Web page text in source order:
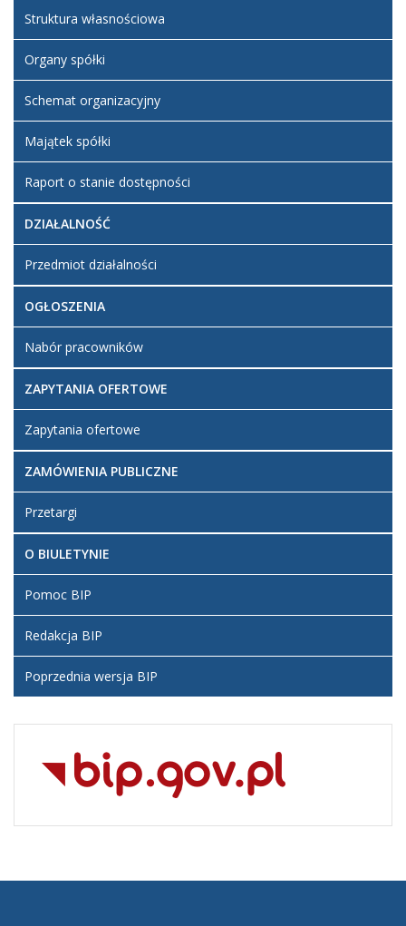
Struktura własnościowa
Organy spółki
Schemat organizacyjny
Majątek spółki
Raport o stanie dostępności
DZIAŁALNOŚĆ
Przedmiot działalności
OGŁOSZENIA
Nabór pracowników
ZAPYTANIA OFERTOWE
Zapytania ofertowe
ZAMÓWIENIA PUBLICZNE
Przetargi
O BIULETYNIE
Pomoc BIP
Redakcja BIP
Poprzednia wersja BIP